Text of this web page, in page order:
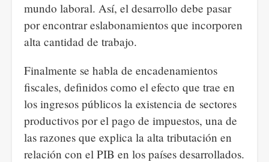
mundo laboral. Así, el desarrollo debe pasar
por encontrar eslabonamientos que incorporen
alta cantidad de trabajo.
Finalmente se habla de encadenamientos
fiscales, definidos como el efecto que trae en
los ingresos públicos la existencia de sectores
productivos por el pago de impuestos, una de
las razones que explica la alta tributación en
relación con el PIB en los países desarrollados.